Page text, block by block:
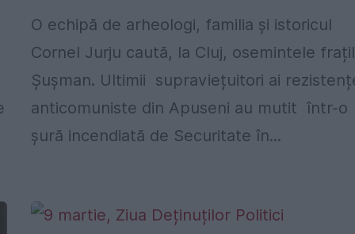
O echipă de arheologi, familia și istoricul
Cornel Jurju caută, la Cluj, osemintele
Șușman. Ultimii supraviețuitori ai
anticomuniste din Apuseni au mutit într-o
șură incendiată de Securitate în...